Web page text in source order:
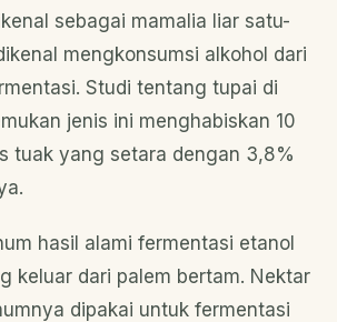
sebagai mamalia liar satu-
mengkonsumsi alkohol dari
Studi tentang tupai di
jenis ini menghabiskan 10
tuak yang setara dengan 3,8%
hasil alami fermentasi etanol
keluar dari palem bertam. Nektar
dipakai untuk fermentasi